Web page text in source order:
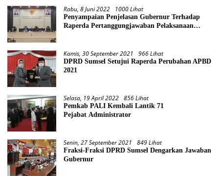
Rabu, 8 Juni 2022 1000 Lihat
Penyampaian Penjelasan Gubernur Terhadap
Raperda Pertanggungjawaban Pelaksanaan
Kamis, 30 September 2021 966 Lihat
DPRD Sumsel Setujui Raperda Perubahan APBD
2021
Selasa, 19 April 2022 856 Lihat
Pemkab PALI Kembali Lantik 71
Pejabat Administrator
Senin, 27 September 2021 849 Lihat
Fraksi-Fraksi DPRD Sumsel Dengarkan Jawaban
Gubernur